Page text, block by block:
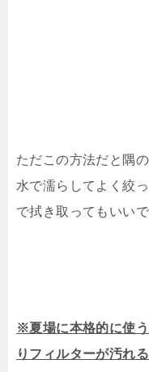
ただこの方法だと隅
水で濡らしてよく絞
で拭き取ってもいいで
※夏場に本格的に使
りフィルターが汚れ